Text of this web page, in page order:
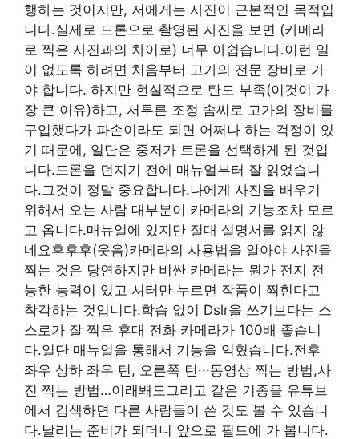
행하는 것이지만, 저에게는 사진이 근본적인 목적입
니다.실제로 드론으로 촬영된 사진을 보면 (카메라
로 찍은 사진과의 차이로) 너무 아쉽습니다.이런 일
이 없도록 하려면 처음부터 고가의 전문 장비로 가
야 합니다. 하지만 현실적으로 탄도 부족(이것이 가
장 큰 이유)하고, 서투른 조정 솜씨로 고가의 장비를
구입했다가 파손이라도 되면 어쩌나 하는 걱정이 있
기 때문에, 일단은 중저가 트론을 선택하게 된 것입
니다.드론을 던지기 전에 매뉴얼부터 잘 읽었습니
다.그것이 정말 중요합니다.나에게 사진을 배우기
위해서 오는 사람 대부분이 카메라의 기능조차 모르
고 옵니다.매뉴얼에 있지만 절대 설명서를 읽지 않
네요후후후(웃음)카메라의 사용법을 알아야 사진을
찍는 것은 당연하지만 비싼 카메라는 뭔가 전지 전
능한 능력이 있고 셔터만 누르면 작품이 찍힌다고
착각하는 것입니다.학습 없이 Dslr을 쓰기보다는 스
스로가 잘 찍은 휴대 전화 카메라가 100배 좋습니
다.일단 매뉴얼을 통해서 기능을 익혔습니다.전후
좌우 상하 좌우 턴, 오른쪽 턴···동영상 찍는 방법,사
진 찍는 방법…이래봬도그리고 같은 기종을 유튜브
에서 검색하면 다른 사람들이 쓴 것도 볼 수 있습니
다.날리는 준비가 되더니 앞으로 필드에 가 봅니다.